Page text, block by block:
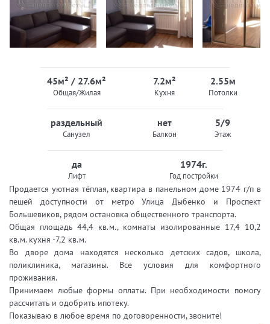
45м² / 27.6м²
Общая/Жилая
7.2м²
Кухня
2.55м
Потолки
раздельный
Санузел
нет
Балкон
5/9
Этаж
да
Лифт
1974г.
Год постройки
Продается уютная тёплая, квартира в панельном доме 1974 г/п в
пешей доступности от метро Улица Дыбенко и Проспект
Большевиков, рядом остановка общественного транспорта.
Общая площадь 44,4 кв.м., комнаты изолированные 17,4 10,2
кв.м. кухня -7,2 кв.м.
Во дворе дома находятся несколько детских садов, школа,
поликлиника, магазины. Все условия для комфортного
проживания.
Принимаем любые формы оплаты. При необходимости помогу
рассчитать и одобрить ипотеку.
Показываю в любое время по договоренности, звоните!